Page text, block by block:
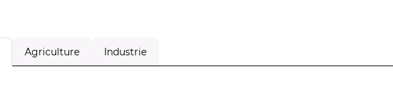
Agriculture Industrie